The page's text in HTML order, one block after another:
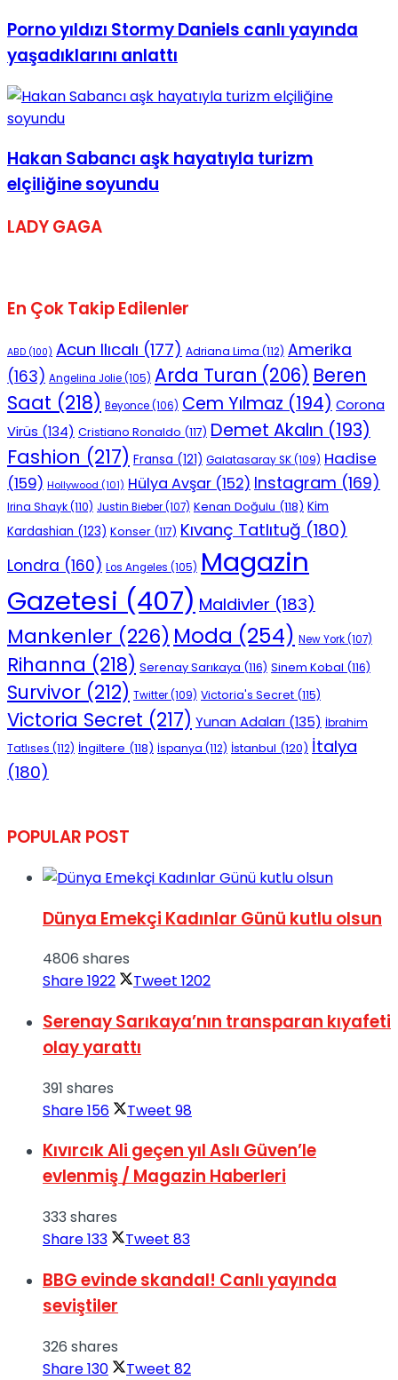
Porno yıldızı Stormy Daniels canlı yayında
yaşadıklarını anlattı
Hakan Sabancı aşk hayatıyla turizm
elçiliğine soyundu
LADY GAGA
En Çok Takip Edilenler
ABD (100) Acun Ilıcalı (177) Adriana Lima (112) Amerika
(163) Angelina Jolie(105) Arda Turan (206) Beren
Saat (218) Beyonce(106) Cem Yılmaz (194) Corona
Virüs (134) Cristiano Ronaldo (117) Demet Akalın (193)
Fashion (217) Fransa (121) Galatasaray SK(109) Hadise
(159) Hollywood (101) Hülya Avşar (152) Instagram (169)
Irina Shayk(110) Justin Bieber(107) Kenan Doğulu (118) Kim
Kardashian (123) Konser (117) Kıvanç Tatlıtuğ (180)
Londra (160) Los Angeles (105) Magazin
Gazetesi (407) Maldivler (183)
Mankenler (226) Moda (254) New York(107)
Rihanna (218) Serenay Sarıkaya (116) Sinem Kobal (116)
Survivor (212) Twitter(109) Victoria's Secret (115)
Victoria Secret (217) Yunan Adaları (135) İbrahim
Tatlıses (112) İngiltere (118) İspanya (112) İstanbul (120) İtalya
(180)
POPULAR POST
Dünya Emekçi Kadınlar Günü kutlu olsun
4806 shares
Share1922 Tweet 1202
Serenay Sarıkaya’nın transparan kıyafeti
olay yarattı
391 shares
Share156 Tweet 98
Kıvırcık Ali geçen yıl Aslı Güven’le
evlenmiş / Magazin Haberleri
333 shares
Share133 Tweet 83
BBG evinde skandal! Canlı yayında
seviştiler
326 shares
Share130 Tweet 82